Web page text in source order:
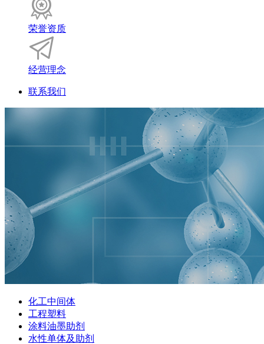
荣誉资质
经营理念
联系我们
化工中间体
工程塑料
涂料油墨助剂
水性单体及助剂